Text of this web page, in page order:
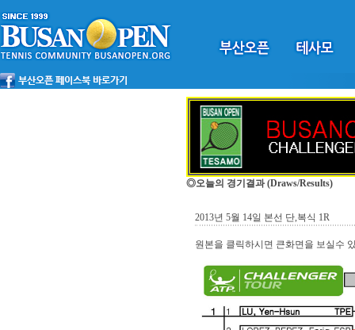
◎오늘의 경기결과 (Draws/Results)
2013년 5월 14일 본선 단,복식 1R
원본을 클릭하시면 큰화면을 보실수